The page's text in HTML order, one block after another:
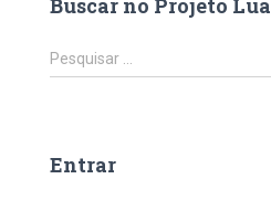
Buscar no Projeto Lua
P
e
i
Pesquisar …
Entrar